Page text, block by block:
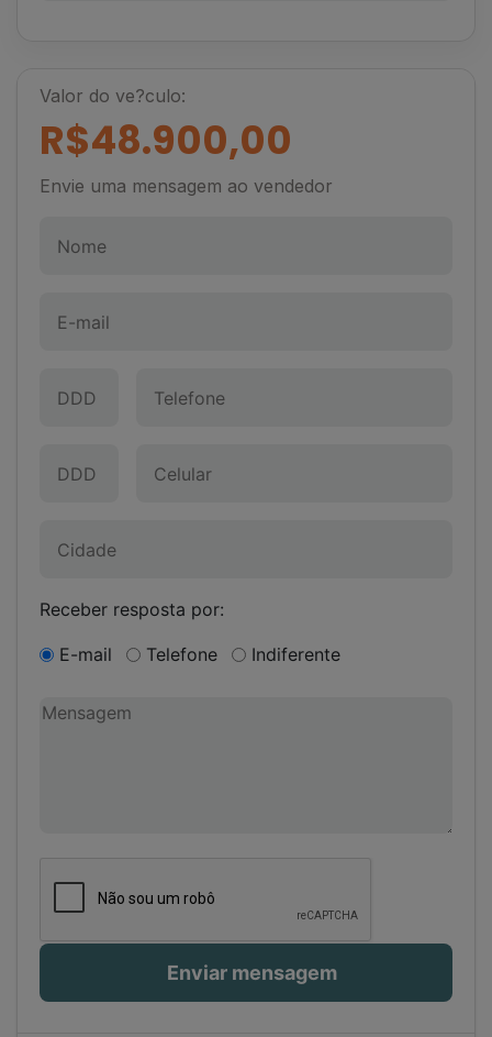
Valor do ve?culo:
R$48.900,00
Envie uma mensagem ao vendedor
Receber resposta por:
E-mail Telefone Indiferente